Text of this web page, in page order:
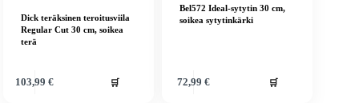
Dick teräksinen teroitusviila
Regular Cut 30 cm, soikea
terä
103,99€ 🛒
Bel572 Ideal-sytytin 30 cm,
soikea sytytinkärki
72,99 € 🛒